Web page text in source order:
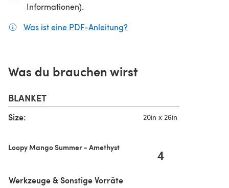
Informationen).
Was ist eine PDF-Anleitung?
Was du brauchen wirst
BLANKET
Size: 20in x 26in
Loopy Mango Summer - Amethyst 4
Werkzeuge & Sonstige Vorräte